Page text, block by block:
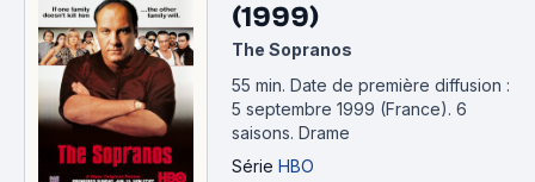
(1999)
The Sopranos
55 min. Date de première diffusion :
5 septembre 1999 (France). 6
saisons. Drame
Série HBO